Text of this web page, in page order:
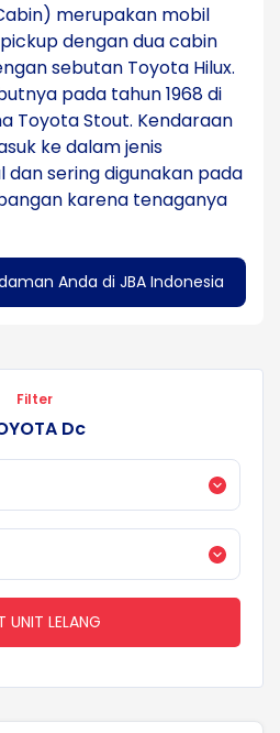
merupakan mobil
dengan dua cabin
sebutan Toyota Hilux.
pada tahun 1968 di
Toyota Stout. Kendaraan
ke dalam jenis
dan sering digunakan pada
karena tenaganya
Anda di JBA Indonesia
Filter
Dc
UNIT LELANG